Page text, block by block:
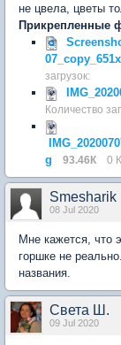
не цвела, цветы
Прикрепленные
загрузок:
Количество
g
93.46К 0
Smesharik
08 Jul 2020
Мне кажется, что
горшке не
названия.
Света Ш.
09 Jul 2020